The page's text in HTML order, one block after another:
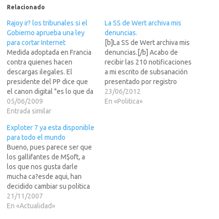
Relacionado
Rajoy ir? los tribunales si el
Gobierno aprueba una ley
para cortar Internet
Medida adoptada en Francia
contra quienes hacen
descargas ilegales. El
presidente del PP dice que
el canon digital "es lo que da
Zapatero". Declaraciones en
un mitin de las europeas en
>>> Y alguna m?de la $GAE
proximamente conocida
como EX-GAE :DNoticia
completa aqu?a>Y otras de
regalo…
05/06/2009
Entrada similar
La SS de Wert archiva mis
denuncias.
[b]La SS de Wert archiva mis
denuncias.[/b] Acabo de
recibir las 210 notificaciones
a mi escrito de subsanación
presentado por registro
general, en ventanilla única,
el 3 de mayo. En dichas
23/06/2012
En «Politica»
Exploter 7 ya esta disponible
para todo el mundo
Bueno, pues parece ser que
los gallifantes de M$oft, a
los que nos gusta darle
mucha ca?esde aqui, han
decidido cambiar su politica
de distribucion del Exploter
7 y ahora ya no es necesario
21/11/2007
En «Actualidad»